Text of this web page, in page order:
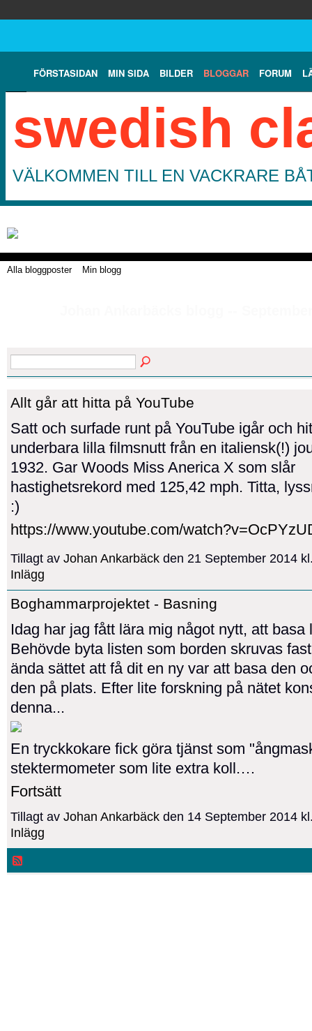
FÖRSTASIDAN MIN SIDA BILDER BLOGGAR FORUM
swedish
VÄLKOMMEN TILL EN VACKRARE
Alla bloggposter Min blogg
Allt går att hitta på YouTube
Satt och surfade runt på YouTube igår och
underbara lilla filmsnutt från en italiensk(!)
1932. Gar Woods Miss Anerica X som slår
hastighetsrekord med 125,42 mph. Titta,
:)
https://www.youtube.com/
Tillagt av Johan Ankarbäck den 21 September 2014
Inlägg
Boghammarprojektet - Basning
Idag har jag fått lära mig något nytt, att basa
Behövde byta listen som borden skruvas
ända sättet att få dit en ny var att basa den
den på plats. Efter lite forskning på nätet
denna...
En tryckkokare fick göra tjänst som
stektermometer som lite extra koll.…
Fortsätt
Tillagt av Johan Ankarbäck den 14 September 2014
Inlägg